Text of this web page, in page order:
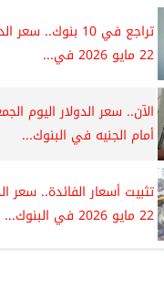
تراجع في 10 بنوك..
22 مايو 2026 في...
أمام الجنيه في البنوك...
تثبيت أسعار الفائدة.. سعر
22 مايو 2026 في البنوك...